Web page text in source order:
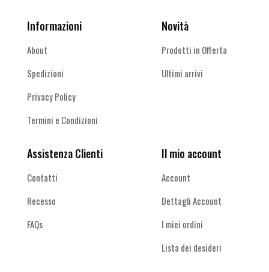
Informazioni
About
Spedizioni
Privacy Policy
Termini e Condizioni
Novità
Prodotti in Offerta
Ultimi arrivi
Assistenza Clienti
Contatti
Recesso
FAQs
Il mio account
Account
Dettagli Account
I miei ordini
Lista dei desideri